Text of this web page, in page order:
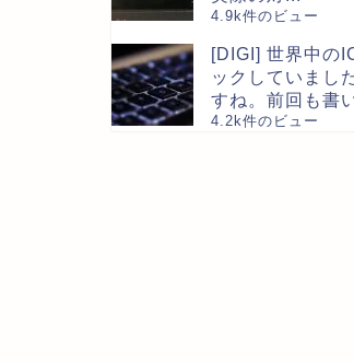
4.9k件のビュー
[DIGI] 世界中の
ックしていまし
すね。前回も書
4.2k件のビュー